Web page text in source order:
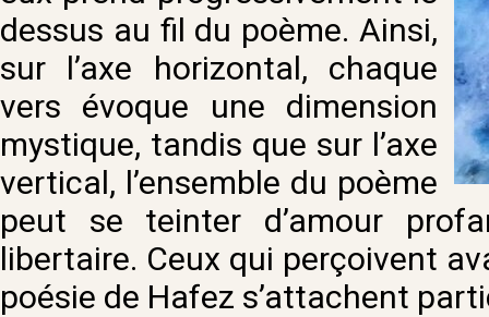
dessus au fil du poème. Ainsi,
sur l’axe horizontal, chaque
vers évoque une dimension
mystique, tandis que sur l’axe
vertical, l’ensemble du poème
peut se teinter d’amour
libertaire. Ceux qui perçoivent
poésie de Hafez s’attachent